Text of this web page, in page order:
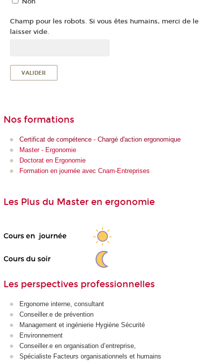
Champ pour les robots. Si vous êtes humains, merci de le
laisser vide.
Nos formations
Certificat de compétence - Chargé d'action ergonomique
Master - Ergonomie
Doctorat en Ergonomie
Formation en journée avec Cnam-Entreprises
Les Plus du Master en ergonomie
Les perspectives professionnelles
Ergonome interne, consultant
Conseiller.e de prévention
Management et ingénierie Hygiène Sécurité
Environnement
Conseiller.e en organisation d’entreprise,
Spécialiste Facteurs organisationnels et humains